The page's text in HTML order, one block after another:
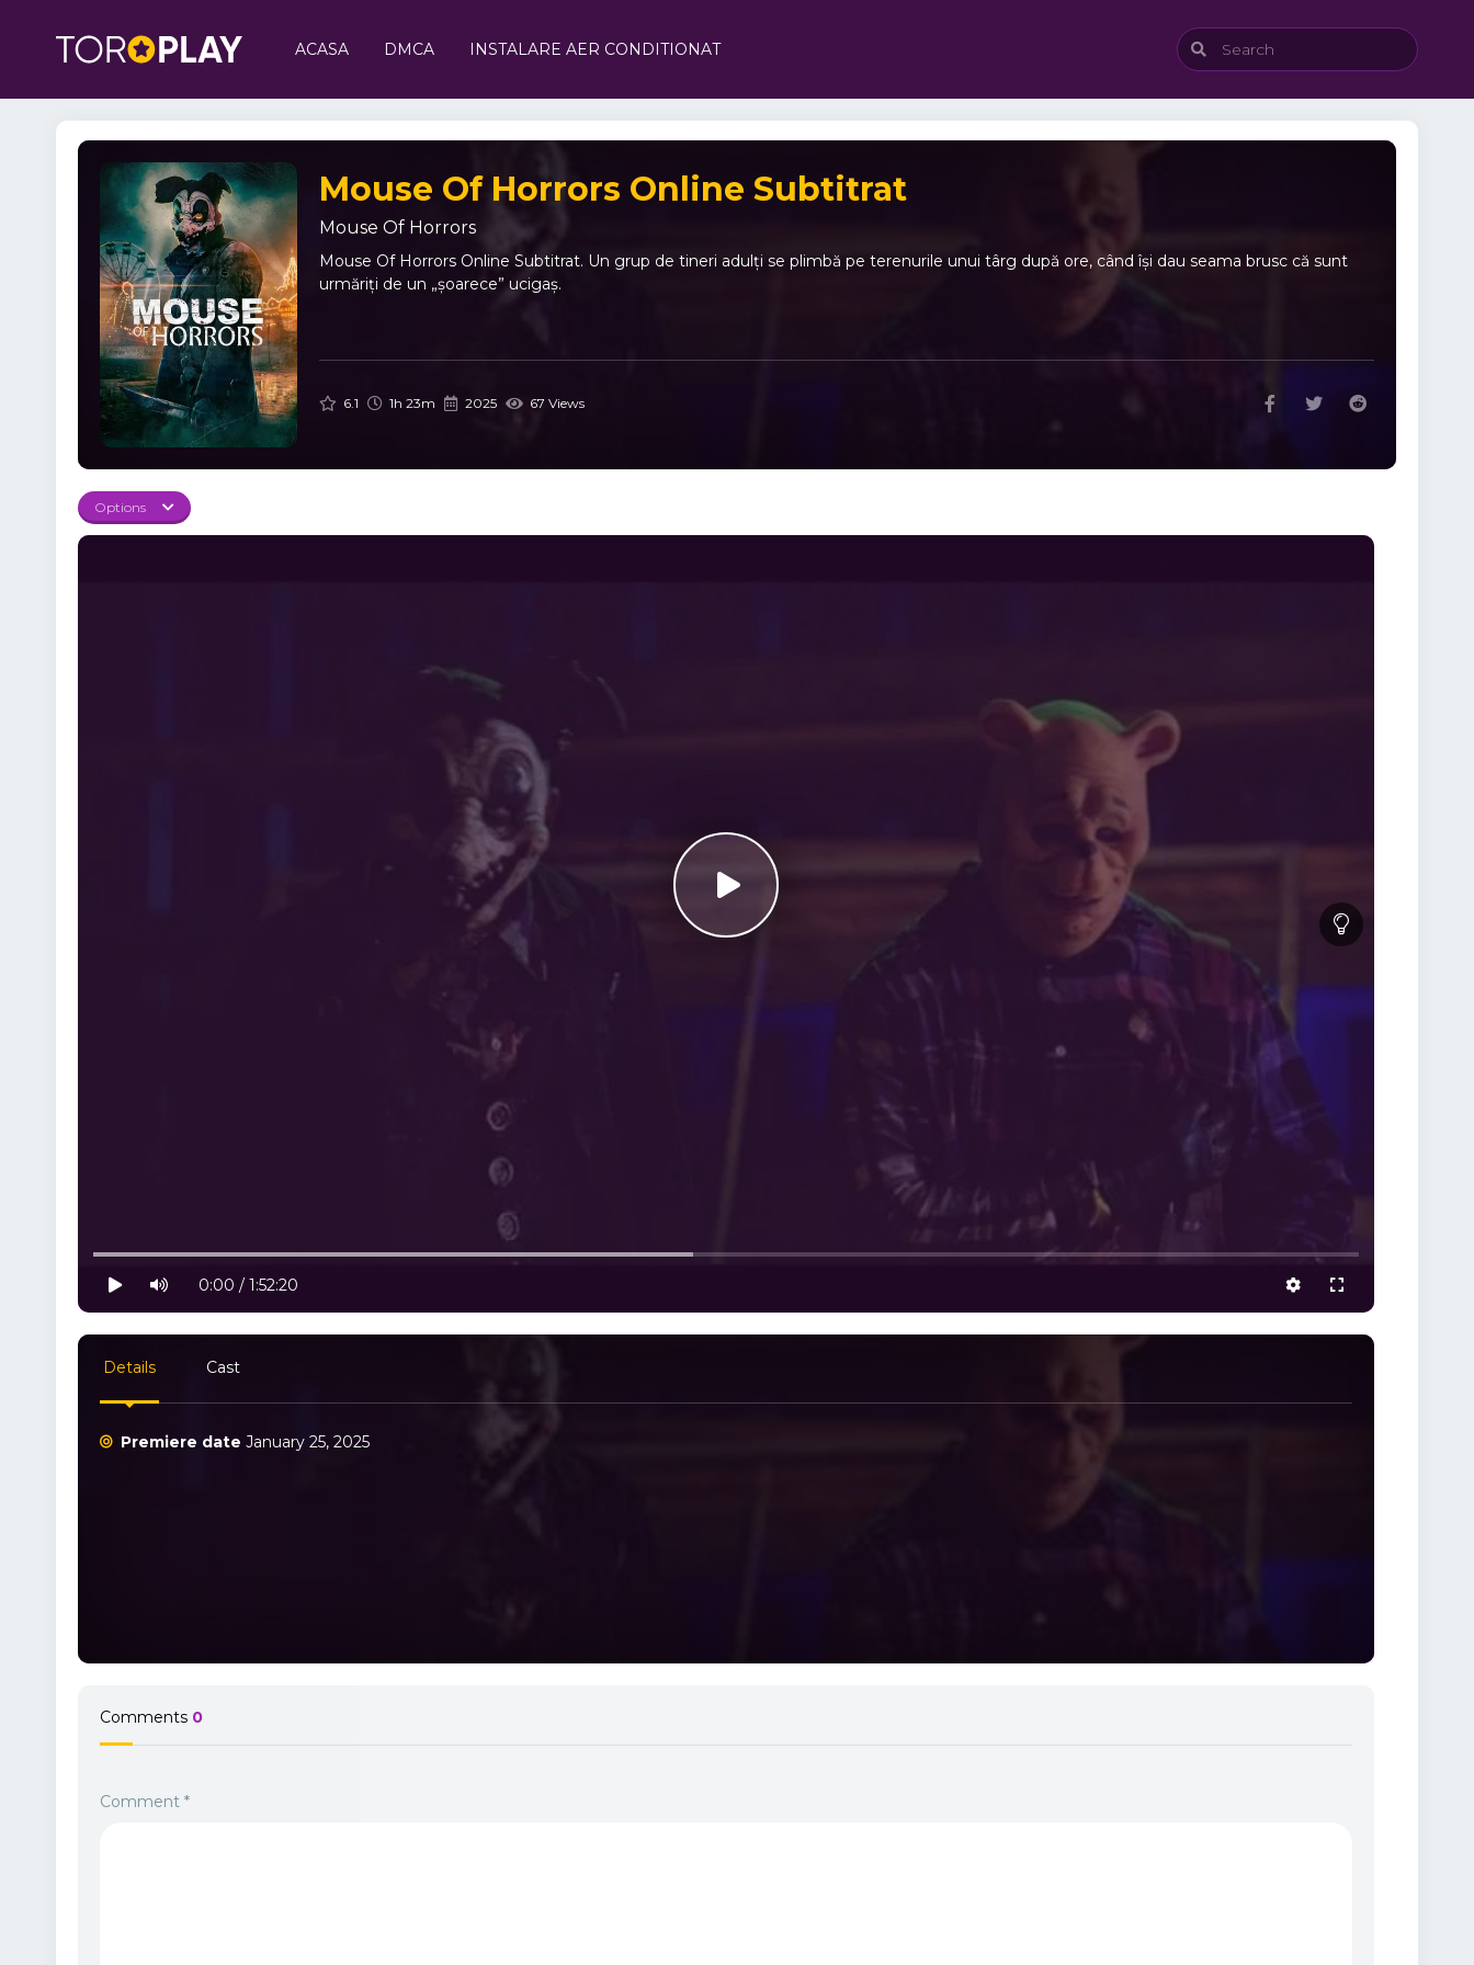
ACASA DMCA INSTALARE AER CONDITIONAT
Mouse Of Horrors Online Subtitrat
Mouse Of Horrors
Mouse Of Horrors Online Subtitrat. Un grup de tineri adulți se plimbă pe terenurile unui târg după ore, când își dau seama brusc că sunt
urmăriți de un „șoarece” ucigaș.
6.1 1h 23m 2025 67 Views
Options
10% progress
play
volume0:00 / 1:52:20 settings
Details Cast
Premiere date January 25, 2025
Comments 0
Comment *